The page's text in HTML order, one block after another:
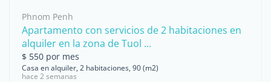
Phnom Penh
Apartamento con servicios de 2 habitaciones en
alquiler en la zona de Tuol ...
$ 550 por mes
Casa en alquiler, 2 habitaciones, 90 (m2)
hace 2 semanas